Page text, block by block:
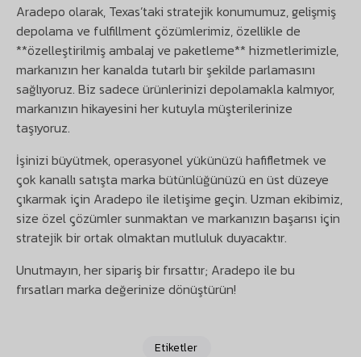
Aradepo olarak, Texas’taki stratejik konumumuz, gelişmiş
depolama ve fulfillment çözümlerimiz, özellikle de
**özelleştirilmiş ambalaj ve paketleme** hizmetlerimizle,
markanızın her kanalda tutarlı bir şekilde parlamasını
sağlıyoruz. Biz sadece ürünlerinizi depolamakla kalmıyor,
markanızın hikayesini her kutuyla müşterilerinize
taşıyoruz.
İşinizi büyütmek, operasyonel yükünüzü hafifletmek ve
çok kanallı satışta marka bütünlüğünüzü en üst düzeye
çıkarmak için Aradepo ile iletişime geçin. Uzman ekibimiz,
size özel çözümler sunmaktan ve markanızın başarısı için
stratejik bir ortak olmaktan mutluluk duyacaktır.
Unutmayın, her sipariş bir fırsattır; Aradepo ile bu
fırsatları marka değerinize dönüştürün!
Etiketler